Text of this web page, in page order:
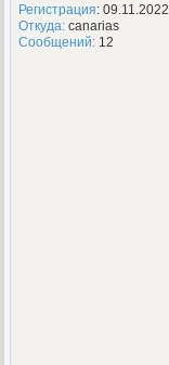
Регистрация: 09.11.2022
Откуда:canarias
Сообщений:12